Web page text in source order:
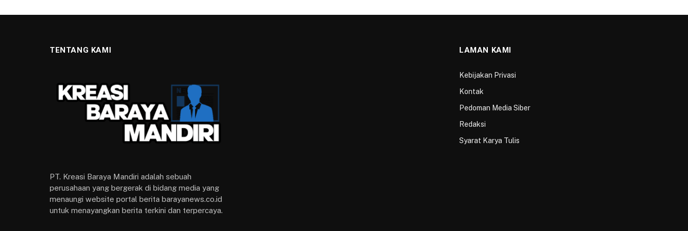
TENTANG KAMI
PT. Kreasi Baraya Mandiri adalah sebuah
perusahaan yang bergerak di bidang media yang
menaungi website portal berita barayanews.co.id
untuk menayangkan berita terkini dan terpercaya.
LAMAN KAMI
Kebijakan Privasi
Kontak
Pedoman Media Siber
Redaksi
Syarat Karya Tulis